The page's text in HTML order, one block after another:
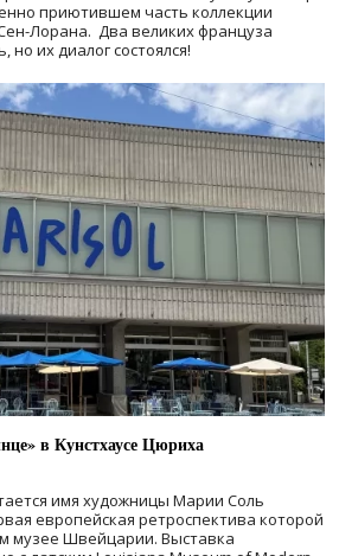
приютившем часть коллекции
Лорана. Два великих француза
но их диалог состоялся!
в Кунстхаусе Цюриха
имя художницы Марии Соль
европейская ретроспектива которой
музее Швейцарии. Выставка